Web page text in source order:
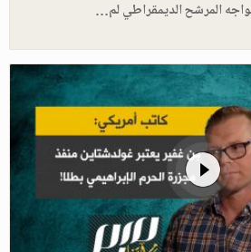
المرشح الديمقراطي لم…